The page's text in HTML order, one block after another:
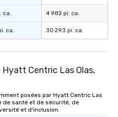
ca.
ca.
4 982 pi. ca.
30 293 pi. ca.
Centric Las Olas,
posées par Hyatt Centric Las
de santé et de sécurité, de
et d'inclusion.